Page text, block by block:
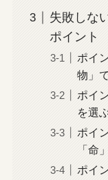
失敗しな
ポイント
ポイ
物」
ポイ
を選
ポイ
「命」
ポイ